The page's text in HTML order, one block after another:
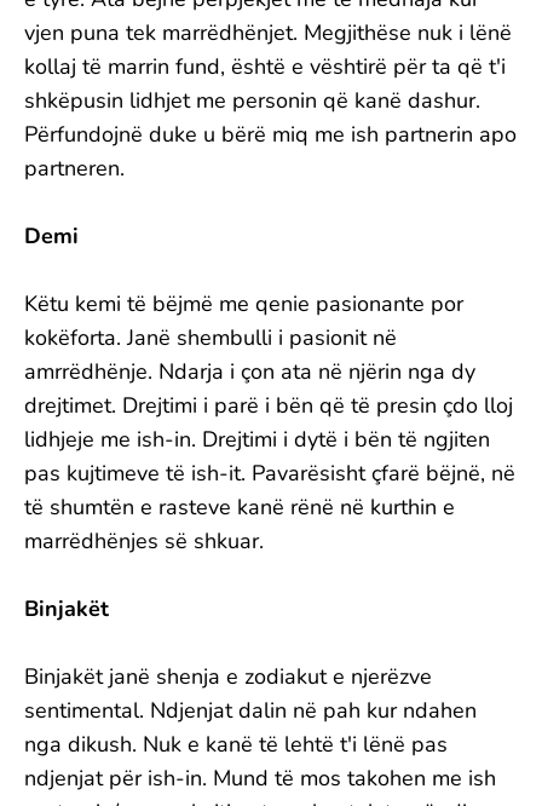
vjen puna tek marrëdhënjet. Megjithëse nuk i lënë
kollaj të marrin fund, është e vështirë për ta që t'i
shkëpusin lidhjet me personin që kanë dashur.
Përfundojnë duke u bërë miq me ish partnerin apo
partneren.
Demi
Këtu kemi të bëjmë me qenie pasionante por
kokëforta. Janë shembulli i pasionit në
amrrëdhënje. Ndarja i çon ata në njërin nga dy
drejtimet. Drejtimi i parë i bën që të presin çdo lloj
lidhjeje me ish-in. Drejtimi i dytë i bën të ngjiten
pas kujtimeve të ish-it. Pavarësisht çfarë bëjnë, në
të shumtën e rasteve kanë rënë në kurthin e
marrëdhënjes së shkuar.
Binjakët
Binjakët janë shenja e zodiakut e njerëzve
sentimental. Ndjenjat dalin në pah kur ndahen
nga dikush. Nuk e kanë të lehtë t'i lënë pas
ndjenjat për ish-in. Mund të mos takohen me ish